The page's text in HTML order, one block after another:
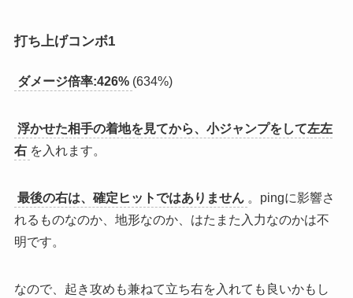
打ち上げコンボ1
ダメージ倍率:426% (634%)
浮かせた相手の着地を見てから、小ジャンプをして左左
右 を入れます。
最後の右は、確定ヒットではありません 。pingに影響さ
れるものなのか、地形なのか、はたまた入力なのかは不
明です。
なので、起き攻めも兼ねて立ち右を入れても良いかもし